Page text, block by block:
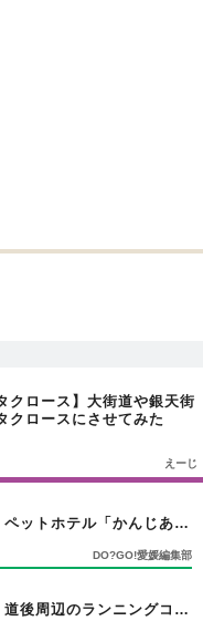
クロース】大街道や銀天街
クロースにさせてみた
えーじ
ットホテル「かんじあ
DO?GO!愛媛編集部
後周辺のランニングコー